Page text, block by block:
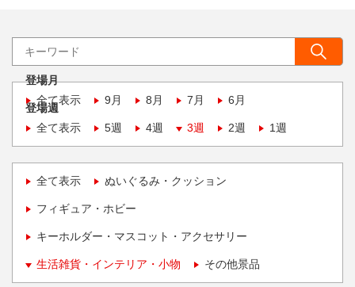
登場月
全て表示
9月 8月 7月 6月
登場週
全て表示
5週 4週 3週 2週 1週
全て表示 ぬいぐるみ・クッション
フィギュア・ホビー
キーホルダー・マスコット・アクセサリー
生活雑貨・インテリア・小物 その他景品